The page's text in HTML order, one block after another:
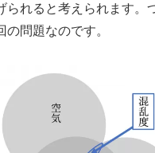
られると考えられます。
の問題なのです。